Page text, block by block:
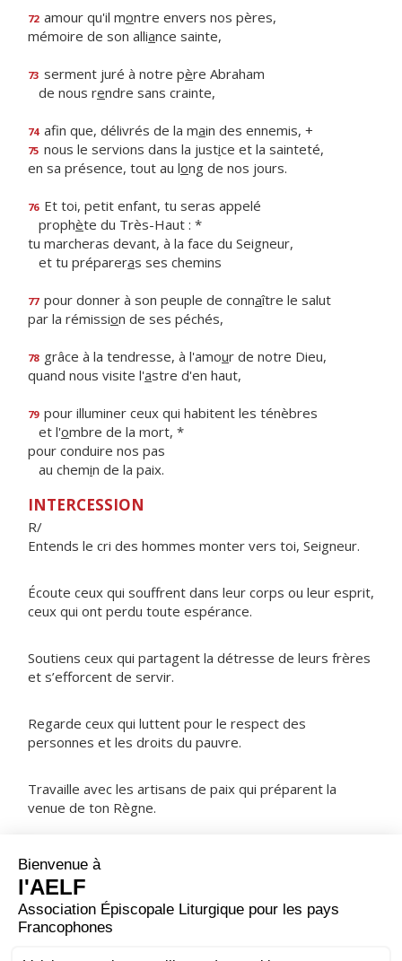
72 amour qu'il montre envers nos pères,
mémoire de son alliance sainte,
73 serment juré à notre père Abraham
de nous rendre sans crainte,
74 afin que, délivrés de la main des ennemis, +
75 nous le servions dans la justice et la sainteté,
en sa présence, tout au long de nos jours.
76 Et toi, petit enfant, tu seras appelé
prophète du Très-Haut : *
tu marcheras devant, à la face du Seigneur,
et tu prépareras ses chemins
77 pour donner à son peuple de connaître le salut
par la rémission de ses péchés,
78 grâce à la tendresse, à l'amour de notre Dieu,
quand nous visite l'astre d'en haut,
79 pour illuminer ceux qui habitent les ténèbres
et l'ombre de la mort, *
pour conduire nos pas
au chemin de la paix.
INTERCESSION
R/
Entends le cri des hommes monter vers toi, Seigneur.
Écoute ceux qui souffrent dans leur corps ou leur esprit,
ceux qui ont perdu toute espérance.
Soutiens ceux qui partagent la détresse de leurs frères
et s’efforcent de servir.
Regarde ceux qui luttent pour le respect des
personnes et les droits du pauvre.
Travaille avec les artisans de paix qui préparent la
venue de ton Règne.
NOTRE PÈRE
ORAISON
Avec une inlassable bonté, Seigneur, veille sur ton